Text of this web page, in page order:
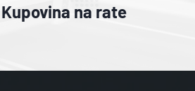
Kupovina na rate